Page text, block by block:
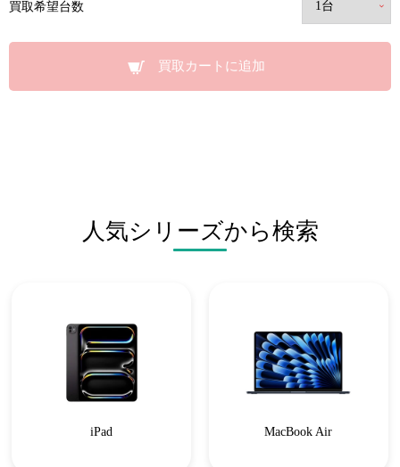
買取希望台数
買取カートに追加
人気シリーズから検索
iPad MacBook Air